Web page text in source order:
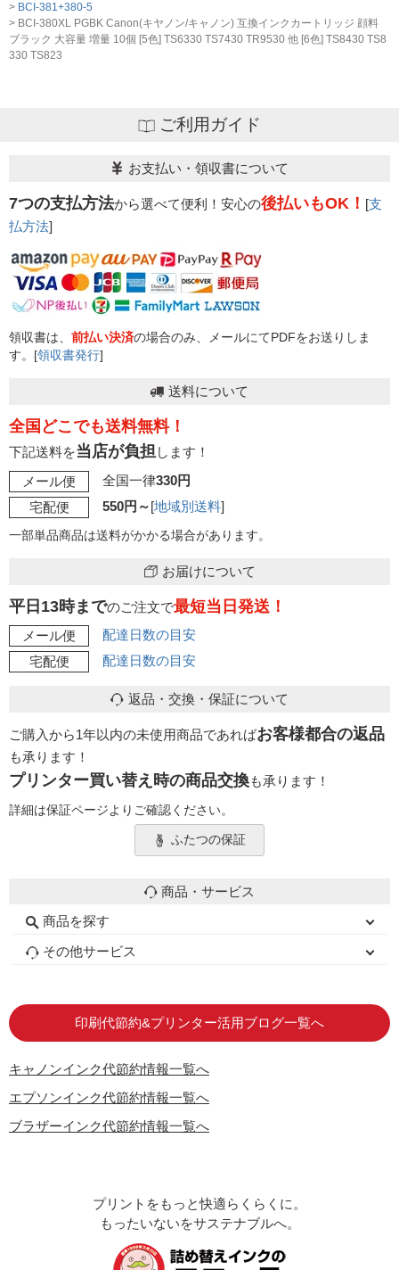
BCI-381+380-5
BCI-380XL PGBK Canon(キヤノン/キャノン) 互換インクカートリッジ 顔料
ブラック 大容量 増量 10個 [5色] TS6330 TS7430 TR9530 他 [6色] TS8430 TS8
330 TS823
ご利用ガイド
お支払い・領収書について
7つの支払方法から選べて便利！安心の後払いもOK！ [支
払方法]
領収書は、 前払い決済の場合のみ、メールにてPDFをお送りしま
す。[領収書発行]
送料について
全国どこでも送料無料！
下記送料を当店が負担します！
メール便
全国一律330円
宅配便
550円～[地域別送料]
一部単品商品は送料がかかる場合があります。
お届けについて
平日13時までのご注文で最短当日発送！
メール便
配達日数の目安
宅配便
配達日数の目安
返品・交換・保証について
ご購入から1年以内の未使用商品であればお客様都合の返品
も承ります！
プリンター買い替え時の商品交換も承ります！
詳細は保証ページよりご確認ください。
ふたつの保証
商品・サービス
商品を探す
初心者用セット
キャノンインク
エプソンインク
ブラザーインク
詰め替えインク
互換インクボトル
互換インクカートリッジ
再生インクカートリッジ
トナーカートリッジ
その他サービス
印刷代節約&プリンター活用ブログ一覧へ
キャノンインク代節約情報一覧へ
エプソンインク代節約情報一覧へ
ブラザーインク代節約情報一覧へ
プリントをもっと快適らくらくに。
もったいないをサステナブルへ。